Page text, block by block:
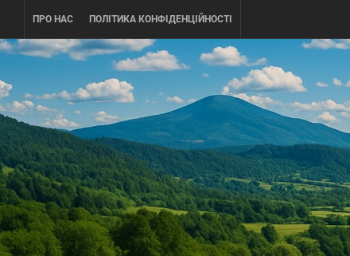
content
ПРО НАС ПОЛІТИКА КОНФІДЕНЦІЙНОСТІ